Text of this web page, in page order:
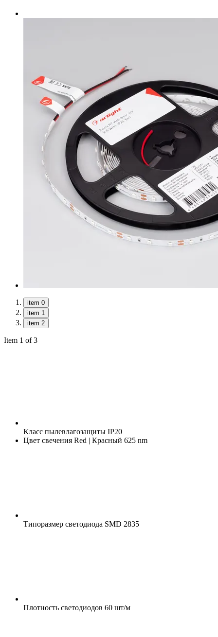
item 0
item 1
item 2
Item 1 of 3
Класс пылевлагозащиты IP20
Цвет свечения Red | Красный 625 nm
Типоразмер светодиода SMD 2835
Плотность светодиодов 60 шт/м